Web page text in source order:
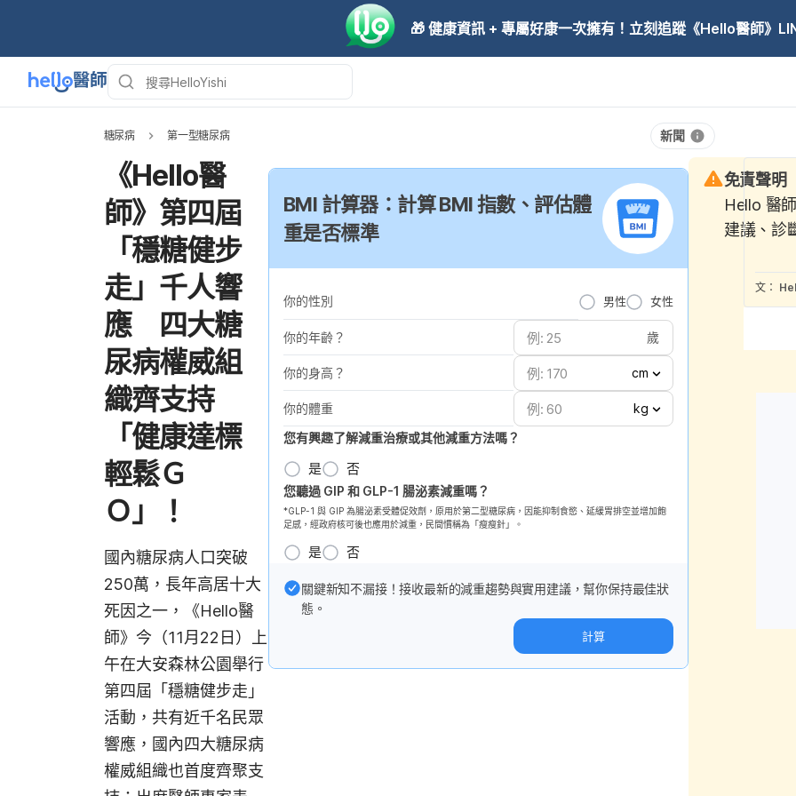
🎁 健康資訊 + 專屬好康一次擁有！立刻追蹤《Hello醫師》
糖尿病 第一型糖尿病 新聞
《Hello醫
師》第四屆
「穩糖健步
走」千人響
應 四大糖
尿病權威組
織齊支持
「健康達標
輕鬆Ｇ
Ｏ」！
國內糖尿病人口突破
250萬，長年高居十大
死因之一，《Hello醫
師》今（11月22日）上
午在大安森林公園舉行
第四屆「穩糖健步走」
活動，共有近千名民眾
響應， 國內四大糖尿病
權威組織也首度齊聚支
BMI 計算器：計算 BMI 指數、評估體
重是否標準
你的性別 男性 女性
你的年齡？ 歲
你的身高？ cm
你的體重
kg
您有興趣了解減重治療或其他減重方法嗎？
是 否
您聽過 GIP 和 GLP-1 腸泌素減重嗎？
*GLP-1 與 GIP 為腸泌素受體促效劑，原用於第二型糖尿病，因能抑制食慾、延緩胃排空並增加飽
足感，經政府核可後也應用於減重，民間慣稱為「瘦瘦針」。
是 否
關鍵新知不漏接！接收最新的減重趨勢與實用建議，幫你保持最佳狀
態。
計算
免責聲明
Hello 醫
建議、診
文：